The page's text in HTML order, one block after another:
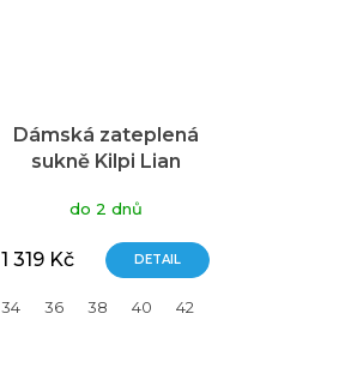
Dámská zateplená
sukně Kilpi Lian
do 2 dnů
1 319 Kč DETAIL
34 36 38 40 42